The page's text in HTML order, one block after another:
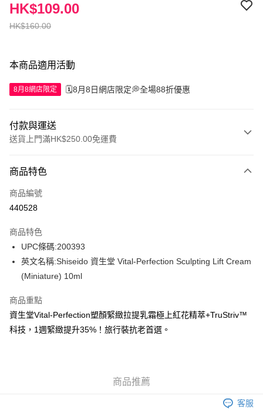
HK$160.00
HK$109.00
本商品適用活動
8月8網店限定 🗓️8月8日網店限定💭全場88折優惠
付款與運送
送貨上門滿HK$250.00免運費
信用卡
Apple Pay
WeChat Pay
送貨方式
付款後門市自取，訂單確認後2-4個工作天到店，7天內取。逾期後
商品特色
商品編號
440528
商品特色
UPC條碼:200393
英文名稱:Shiseido 資生堂 Vital-Perfection Sculpting Lift Cream
(Miniature) 10ml
商品重點
資生堂Vital-Perfection塑顏緊緻拉提乳霜極上紅花精萃+TruStriv™
科技，1週緊緻提升35%！旅行裝抗老首選。
商品推薦
客服